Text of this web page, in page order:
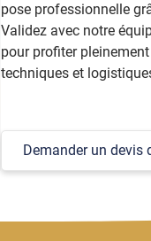
pose professionnelle
Validez avec notre
pour profiter
techniques et
Demander un devis